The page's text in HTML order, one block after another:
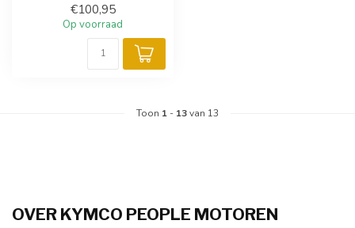
€100,95
Op voorraad
Toon 1 - 13van 13
OVER KYMCO PEOPLE MOTOREN